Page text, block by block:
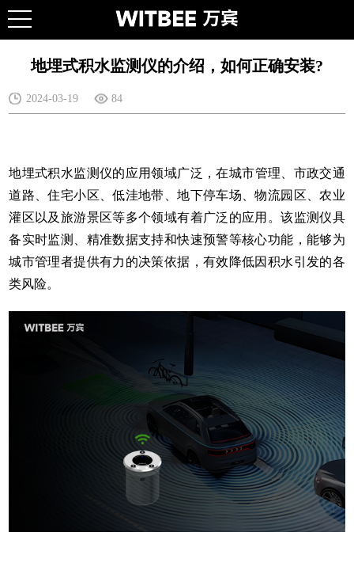
地埋式积水监测仪的介绍，如何正确安装?
2024-03-19 84
地埋式积水监测仪的应用领域广泛，在城市管理、市政交通
道路、住宅小区、低洼地带、地下停车场、物流园区、农业
灌区以及旅游景区等多个领域有着广泛的应用。该监测仪具
备实时监测、精准数据支持和快速预警等核心功能，能够为
城市管理者提供有力的决策依据，有效降低因积水引发的各
类风险。